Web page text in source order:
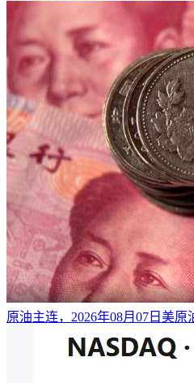
原油主连，2026年08月07日美原